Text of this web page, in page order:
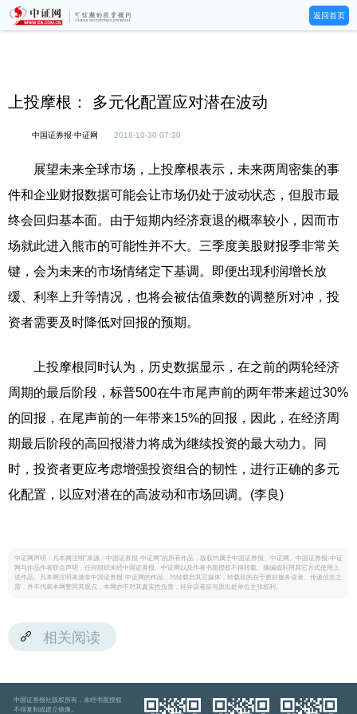
返回首页
上投摩根： 多元化配置应对潜在波动
中国证券报·中证网 2018-10-30 07:30
展望未来全球市场，上投摩根表示，未来两周密集的事
件和企业财报数据可能会让市场仍处于波动状态，但股市最
终会回归基本面。由于短期内经济衰退的概率较小，因而市
场就此进入熊市的可能性并不大。三季度美股财报季非常关
键，会为未来的市场情绪定下基调。即便出现利润增长放
缓、利率上升等情况，也将会被估值乘数的调整所对冲，投
资者需要及时降低对回报的预期。
上投摩根同时认为，历史数据显示，在之前的两轮经济
周期的最后阶段，标普500在牛市尾声前的两年带来超过30%
的回报，在尾声前的一年带来15%的回报，因此，在经济周
期最后阶段的高回报潜力将成为继续投资的最大动力。同
时，投资者更应考虑增强投资组合的韧性，进行正确的多元
化配置，以应对潜在的高波动和市场回调。(李良)
中证网声明：凡本网注明“来源：中国证券报·中证网”的所有作品，版权均属于中国证券报、中证网。中国证券报·中证
网与作品作者联合声明，任何组织未经中国证券报、中证网以及作者书面授权不得转载、摘编或利用其它方式使用上
述作品。凡本网注明来源非中国证券报·中证网的作品，均转载自其它媒体，转载目的在于更好服务读者、传递信息之
需，并不代表本网赞同其观点，本网亦不对其真实性负责，持异议者应与原出处单位主张权利。
相关阅读
中国证券报社版权所有，未经书面授权
不得复制或建立镜像。